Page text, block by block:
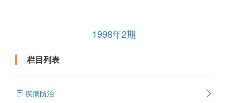
1998年2期
栏目列表
疾病防治